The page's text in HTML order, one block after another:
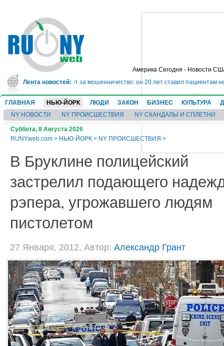
Америка Сегодня - Новости
Лента новостей:
в тюрьму на 10 лет за мошенничество: он 20 лет ставил пациентам
ГЛАВНАЯ НЬЮ-ЙОРК ЛЮДИ ЗАКОН БИЗНЕС КУЛЬТУРА
NY НОВОСТИ
NY ПРОИСШЕСТВИЯ NY СКАНДАЛЫ И СПЛЕТНИ
Суббота, 8 Августа 2026
RUNYweb.com > НЬЮ-ЙОРК > NY ПРОИСШЕСТВИЯ >
В Бруклине полицейский
застрелил подающего
рэпера, угрожавшего людям
пистолетом
27 Января, 2012, Автор: Александр Грант